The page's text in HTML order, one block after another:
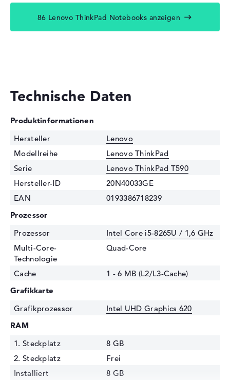
86 Lenovo ThinkPad Notebooks anzeigen
Technische Daten
Produktinformationen
Hersteller
Lenovo
Modellreihe
Lenovo ThinkPad
Serie
Lenovo ThinkPad T590
Hersteller-ID
20N40033GE
EAN
0193386718239
Prozessor
Prozessor
Intel Core i5-8265U / 1,6 GHz
Multi-Core-
Technologie
Quad-Core
Cache
1 - 6 MB (L2/L3-Cache)
Grafikkarte
Grafikprozessor
Intel UHD Graphics 620
RAM
1. Steckplatz
8 GB
2. Steckplatz
Frei
Installiert
8 GB